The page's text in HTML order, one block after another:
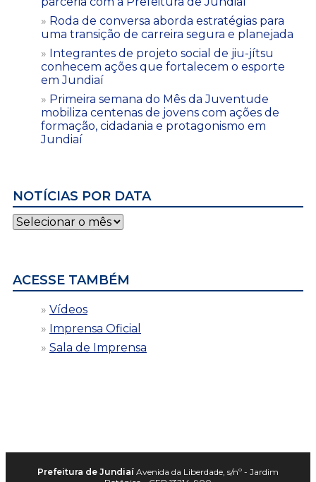
Roda de conversa aborda estratégias para
uma transição de carreira segura e planejada
Integrantes de projeto social de jiu-jítsu
conhecem ações que fortalecem o esporte
em Jundiaí
Primeira semana do Mês da Juventude
mobiliza centenas de jovens com ações de
formação, cidadania e protagonismo em
Jundiaí
NOTÍCIAS POR DATA
Notícias
por
ACESSE TAMBÉM
Vídeos
Imprensa Oficial
Sala de Imprensa
Prefeitura de Jundiaí Avenida da Liberdade, s/nº - Jardim